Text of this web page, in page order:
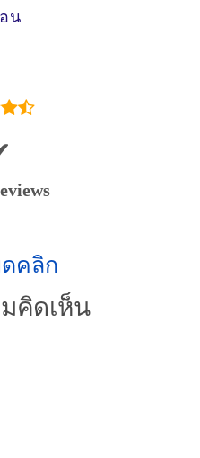
น
คลิก
คิดเห็น